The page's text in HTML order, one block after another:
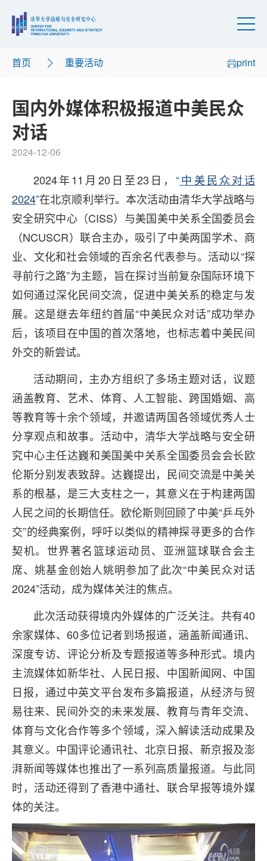
首页 重要活动 print
国内外媒体积极报道中美民众
对话
2024-12-06
2024年11月20日至23日，“中美民众对话
2024”在北京顺利举行。本次活动由清华大学战略与
安全研究中心（CISS）与美国美中关系全国委员会
（NCUSCR）联合主办，吸引了中美两国学术、商
业、文化和社会领域的百余名代表参与。活动以“探
寻前行之路”为主题，旨在探讨当前复杂国际环境下
如何通过深化民间交流，促进中美关系的稳定与发
展。这是继去年纽约首届“中美民众对话”成功举办
后，该项目在中国的首次落地，也标志着中美民间
外交的新尝试。
活动期间，主办方组织了多场主题对话，议题
涵盖教育、艺术、体育、人工智能、跨国婚姻、高
等教育等十余个领域，并邀请两国各领域优秀人士
分享观点和故事。活动中，清华大学战略与安全研
究中心主任达巍和美国美中关系全国委员会会长欧
伦斯分别发表致辞。达巍提出，民间交流是中美关
系的根基，是三大支柱之一，其意义在于构建两国
人民之间的长期信任。欧伦斯则回顾了中美“乒乓外
交”的经典案例，呼吁以类似的精神探寻更多的合作
契机。世界著名篮球运动员、亚洲篮球联合会主
席、姚基金创始人姚明参加了此次“中美民众对话
2024”活动，成为媒体关注的焦点。
此次活动获得境内外媒体的广泛关注。共有40
余家媒体、60多位记者到场报道，涵盖新闻通讯、
深度专访、评论分析及专题报道等多种形式。境内
主流媒体如新华社、人民日报、中国新闻网、中国
日报，通过中英文平台发布多篇报道，从经济与贸
易往来、民间外交的未来发展、教育与青年交流、
体育与文化合作等多个领域，深入解读活动成果及
其意义。中国评论通讯社、北京日报、新京报及澎
湃新闻等媒体也推出了一系列高质量报道。与此同
时，活动还得到了香港中通社、联合早报等境外媒
体的关注。